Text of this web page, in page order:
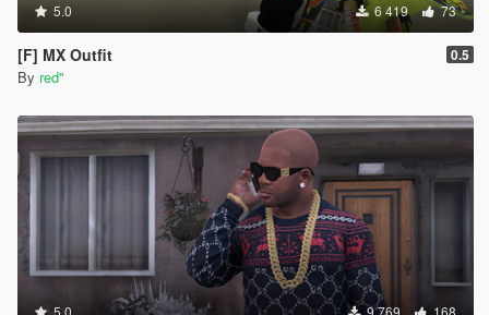
5.0 6 419 73
[F] MX Outfit 0.5
By red''